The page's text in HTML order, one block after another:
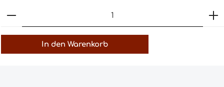
Produkt Anzahl: Gib den gewünschten Wert
In den Warenkorb